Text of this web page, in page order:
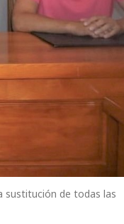
sustitución de todas las